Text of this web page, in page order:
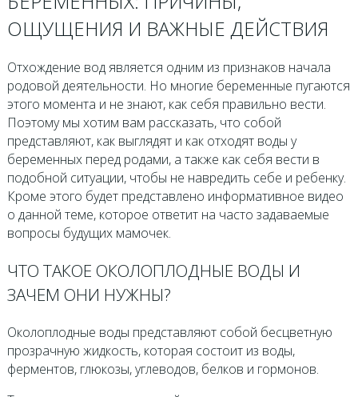
ОЩУЩЕНИЯ И ВАЖНЫЕ ДЕЙСТВИЯ
Отхождение вод является одним из признаков начала
родовой деятельности. Но многие беременные пугаются
этого момента и не знают, как себя правильно вести.
Поэтому мы хотим вам рассказать, что собой
представляют, как выглядят и как отходят воды у
беременных перед родами, а также как себя вести в
подобной ситуации, чтобы не навредить себе и ребенку.
Кроме этого будет представлено информативное видео
о данной теме, которое ответит на часто задаваемые
вопросы будущих мамочек.
ЧТО ТАКОЕ ОКОЛОПЛОДНЫЕ ВОДЫ И
ЗАЧЕМ ОНИ НУЖНЫ?
Околоплодные воды представляют собой бесцветную
прозрачную жидкость, которая состоит из воды,
ферментов, глюкозы, углеводов, белков и гормонов.